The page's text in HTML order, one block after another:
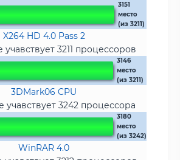
3151
место
(из 3211)
X264 HD 4.0 Pass 2
учавствует 3211 процессоров
3146
место
(из 3211)
3DMark06 CPU
учавствует 3242 процессора
3180
место
(из 3242)
WinRAR 4.0